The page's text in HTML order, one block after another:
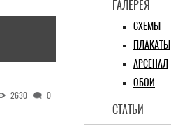
ГАЛЕРЕЯ
СХЕМЫ
ПЛАКАТЫ
АРСЕНАЛ
ОБОИ
СТАТЬИ
2630 0